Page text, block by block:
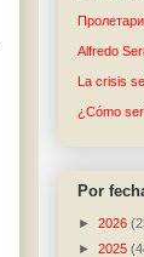
Alfredo
La crisis
¿Cómo
Por
► 2026
► 2025